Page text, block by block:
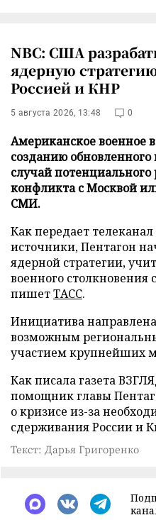
NBC: США
ядерную
Россией и КНР
5 августа 2026, 13:48 0
Американское военное
созданию
случай потенциального
конфликта с Москвой
СМИ.
Как передает
источники, Пентагон
ядерной стратегии,
военного столкновения
пишетТАСС.
Инициатива
возможным
участием крупнейших
Как писала газета
помощник главы
о кризисе из-за
сдерживания России и
Текст: Дарья Григоренко